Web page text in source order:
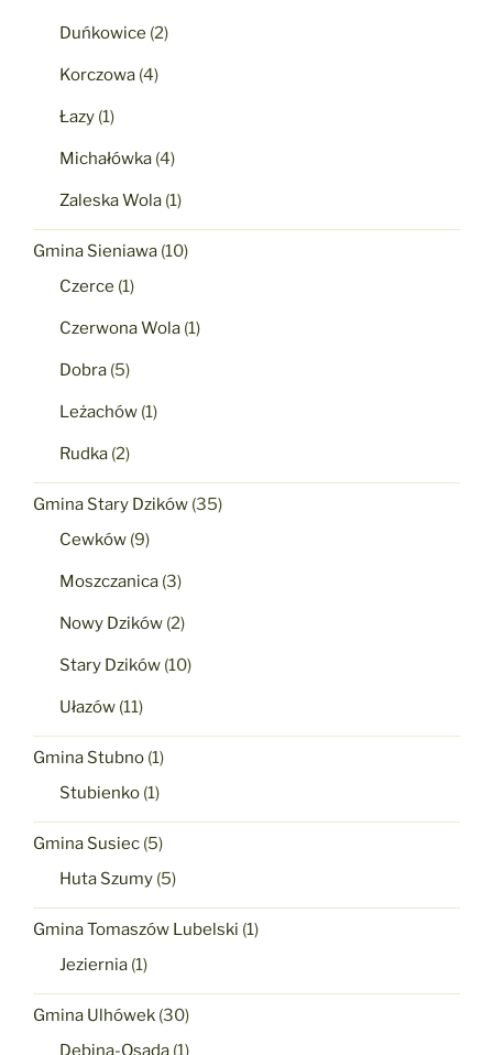
Duńkowice (2)
Korczowa (4)
Łazy (1)
Michałówka (4)
Zaleska Wola (1)
Gmina Sieniawa (10)
Czerce (1)
Czerwona Wola (1)
Dobra (5)
Leżachów (1)
Rudka (2)
Gmina Stary Dzików (35)
Cewków (9)
Moszczanica (3)
Nowy Dzików (2)
Stary Dzików (10)
Ułazów (11)
Gmina Stubno (1)
Stubienko (1)
Gmina Susiec (5)
Huta Szumy (5)
Gmina Tomaszów Lubelski (1)
Jeziernia (1)
Gmina Ulhówek (30)
Dębina-Osada (1)